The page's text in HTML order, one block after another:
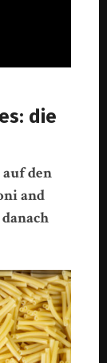
die
den
and